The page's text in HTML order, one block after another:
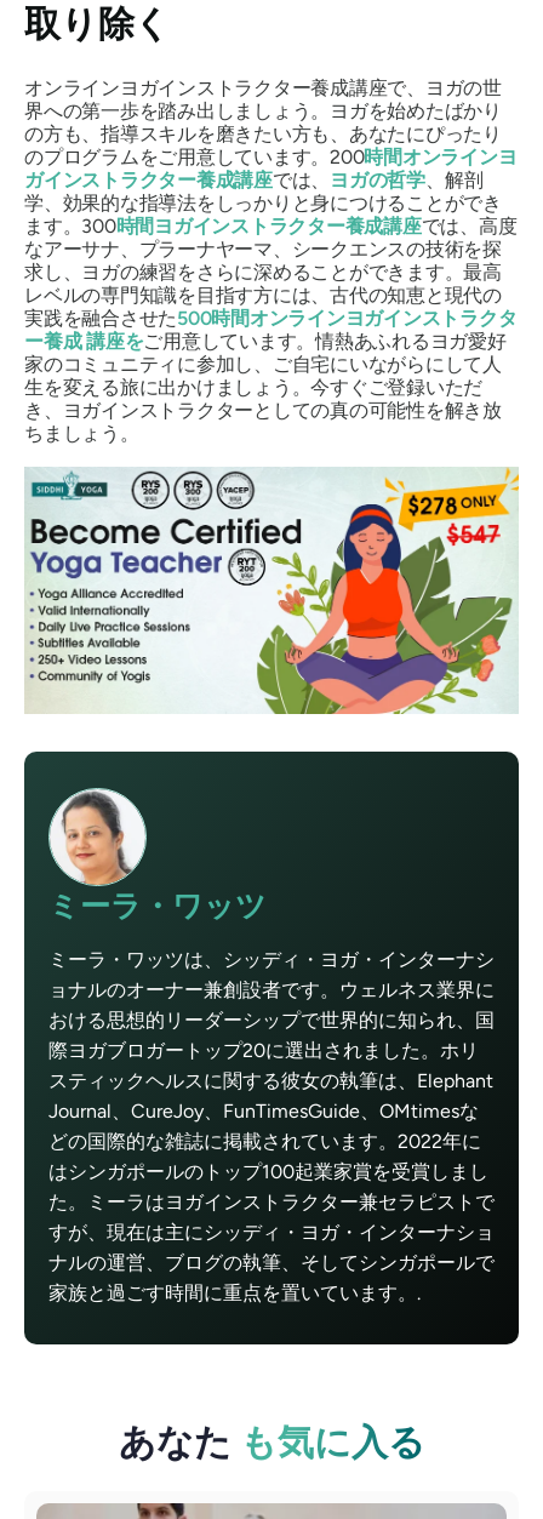
取り除く
オンラインヨガインストラクター養成講座で、ヨガの世
界への第一歩を踏み出しましょう。ヨガを始めたばかり
の方も、指導スキルを磨きたい方も、あなたにぴったり
のプログラムをご用意しています。200時間オンラインヨ
ガインストラクター養成講座では、 ヨガの哲学、解剖
学、効果的な指導法をしっかりと身につけることができ
ます。300時間ヨガインストラクター養成講座では、高度
なアーサナ、プラーナヤーマ、シークエンスの技術を探
求し、ヨガの練習をさらに深めることができます。最高
レベルの専門知識を目指す方には、古代の知恵と現代の
実践を融合させた500時間オンラインヨガインストラクタ
ー養成講座をご用意しています。情熱あふれるヨガ愛好
家のコミュニティに参加し、ご自宅にいながらにして人
生を変える旅に出かけましょう。今すぐご登録いただ
き、ヨガインストラクターとしての真の可能性を解き放
ちましょう。
ミーラ・ワッツ
ミーラ・ワッツは、シッディ・ヨガ・インターナシ
ョナルのオーナー兼創設者です。ウェルネス業界に
おける思想的リーダーシップで世界的に知られ、国
際ヨガブロガートップ20に選出されました。ホリ
スティックヘルスに関する彼女の執筆は、Elephant
Journal、CureJoy、FunTimesGuide、OMtimesな
どの国際的な雑誌に掲載されています。2022年に
はシンガポールのトップ100起業家賞を受賞しまし
た。ミーラはヨガインストラクター兼セラピストで
すが、現在は主にシッディ・ヨガ・インターナショ
ナルの運営、ブログの執筆、そしてシンガポールで
家族と過ごす時間に重点を置いています。.
あなた も気に入る